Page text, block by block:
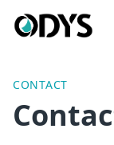
CONTACT